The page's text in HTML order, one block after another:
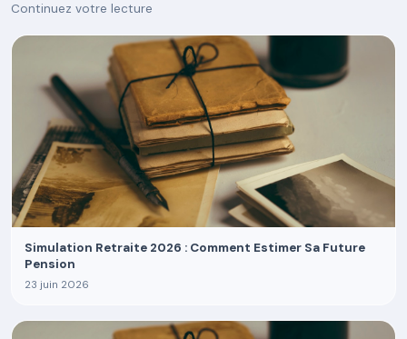
Continuez votre lecture
Simulation Retraite 2026 : Comment Estimer Sa Future
Pension
23 juin 2026